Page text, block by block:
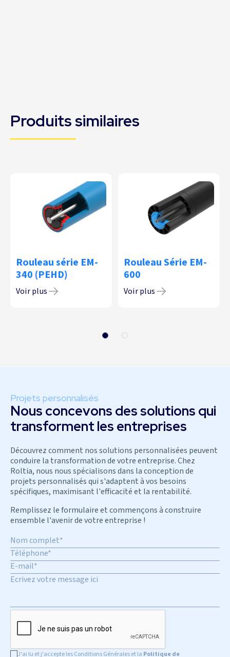
Produits similaires
Rouleau série EM-
340 (PEHD)
Voir plus
Rouleau Série EM-
600
Voir plus
Projets personnalisés
Nous concevons des solutions qui
transforment les entreprises
Découvrez comment nos solutions personnalisées peuvent
conduire la transformation de votre entreprise. Chez
Roltia, nous nous spécialisons dans la conception de
projets personnalisés qui s'adaptent à vos besoins
spécifiques, maximisant l'efficacité et la rentabilité.
Remplissez le formulaire et commençons à construire
ensemble l'avenir de votre entreprise !
J'ai lu et j'accepte les Conditions Générales et la Politique de